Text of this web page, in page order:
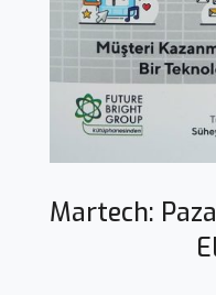
Martech: